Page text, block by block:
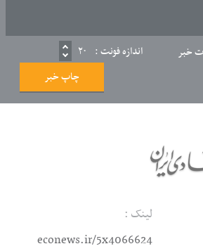
خبر اندازه فونت : ۲۰
چاپ خبر
لینک :
econews.ir/5x4066624